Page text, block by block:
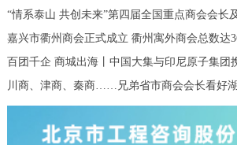
解意大利葡萄酒的品质，期待未来的交流与
此次酒展的一大亮点。在“云端酒庄”展区，观
可“穿越”到万里之外的海外酒庄，体验葡萄酒
酿造工艺，并同步在网络直播间进行展销
接中国国际进口博览会溢出效
嘉兴市衢州商会正式成立 衢州寓外商会总数达